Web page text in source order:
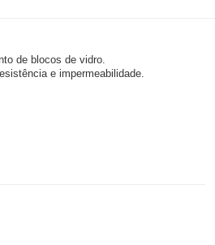
de blocos de vidro.
e impermeabilidade.